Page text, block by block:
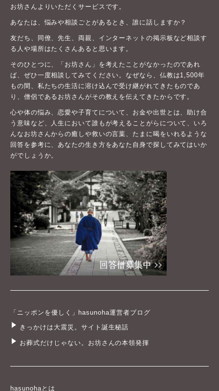
お坊さんよりいただくサービスです。
あなたは、悩みや相談ごとがあるとき、誰に話しますか？
友だち、同僚、先生、両親、インターネットの掲示板など相談す
る人や場所はたくさんあると思います。
そのひとつに、「お坊さん」を考えたことがなかったのであれ
ば、ぜひ一度相談してみてください。なぜなら、仏教は1,500年
もの間、私たちの生活に溶け込んで受け継がれてきたものであ
り、僧侶であるお坊さんがその教えを伝えてきたからです。
心や体の悩み、恋愛や子育てについて、お金や出世とは、助け合
う意味など、人生において誰もが考えることがらについて、いろ
んなお坊さんからの癒しや救いの言葉、たまに喝をいれるような
回答を参考に、あなたの生き方をあなた自身で探してみてはいか
がでしょうか。
「ニッポンを優しく」hasunoha運営者ブログ
きっかけは大震災。サイト誕生秘話
お葬式だけじゃない。お坊さんの本領発揮
hasunohaとは